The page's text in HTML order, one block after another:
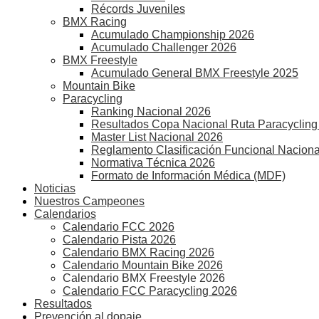
Récords Juveniles
BMX Racing
Acumulado Championship 2026
Acumulado Challenger 2026
BMX Freestyle
Acumulado General BMX Freestyle 2025
Mountain Bike
Paracycling
Ranking Nacional 2026
Resultados Copa Nacional Ruta
Master List Nacional 2026
Reglamento Clasificación Funcional Nacional
Normativa Técnica 2026
Formato de Información Médica (MDF)
Noticias
Nuestros Campeones
Calendarios
Calendario FCC 2026
Calendario Pista 2026
Calendario BMX Racing 2026
Calendario Mountain Bike 2026
Calendario BMX Freestyle 2026
Calendario FCC Paracycling 2026
Resultados
Prevención al dopaje